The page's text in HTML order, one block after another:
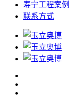
寿宁工程案例
联系方式